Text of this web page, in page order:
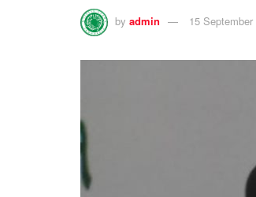
by admin 15 September